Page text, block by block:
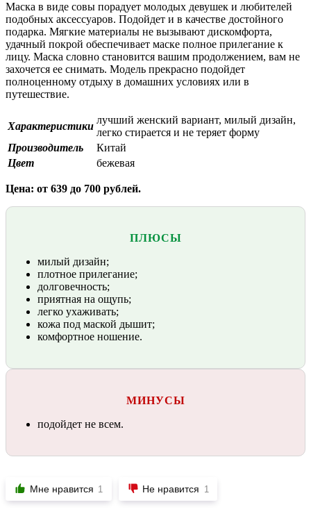
Маска в виде совы порадует молодых девушек и любителей
подобных аксессуаров. Подойдет и в качестве достойного
подарка. Мягкие материалы не вызывают дискомфорта,
удачный покрой обеспечивает маске полное прилегание к
лицу. Маска словно становится вашим продолжением, вам не
захочется ее снимать. Модель прекрасно подойдет
полноценному отдыху в домашних условиях или в
путешествие.
Характеристики
лучший женский вариант, милый дизайн,
легко стирается и не теряет форму
Производитель
Китай
Цвет
бежевая
Цена: от 639 до 700 рублей.
ПЛЮСЫ
милый дизайн;
плотное прилегание;
долговечность;
приятная на ощупь;
легко ухаживать;
кожа под маской дышит;
комфортное ношение.
МИНУСЫ
подойдет не всем.
Мне нравится 1 Не нравится 1